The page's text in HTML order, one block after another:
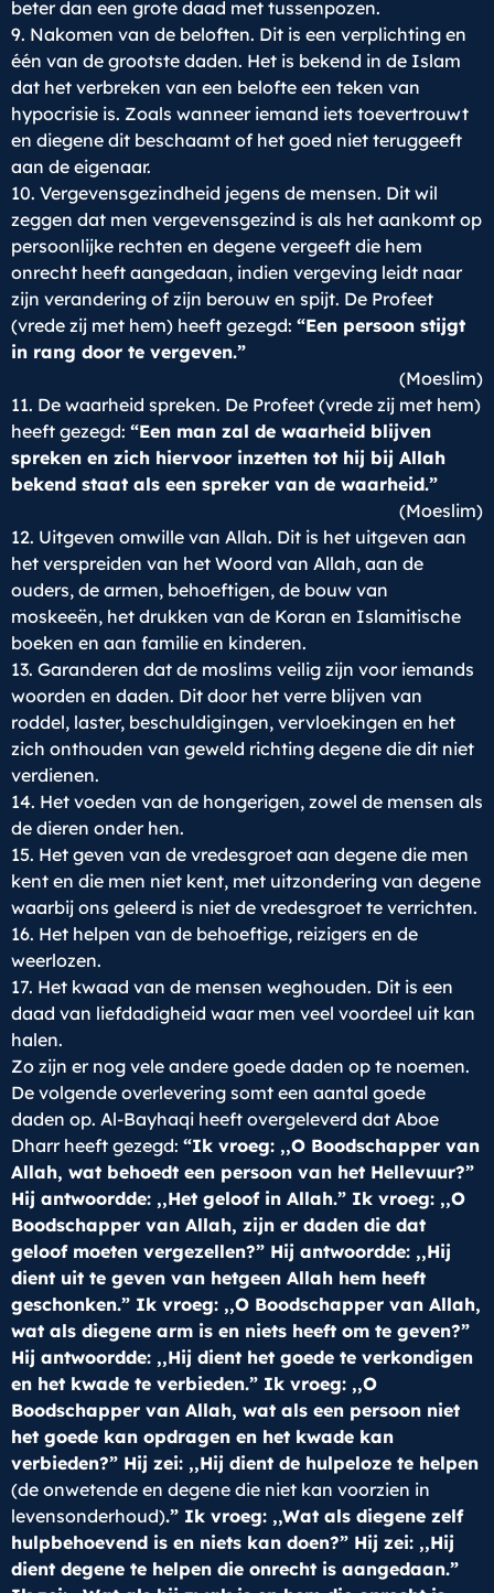
beter dan een grote daad met tussenpozen.
9. Nakomen van de beloften. Dit is een verplichting en
één van de grootste daden. Het is bekend in de Islam
dat het verbreken van een belofte een teken van
hypocrisie is. Zoals wanneer iemand iets toevertrouwt
en diegene dit beschaamt of het goed niet teruggeeft
aan de eigenaar.
10. Vergevensgezindheid jegens de mensen. Dit wil
zeggen dat men vergevensgezind is als het aankomt op
persoonlijke rechten en degene vergeeft die hem
onrecht heeft aangedaan, indien vergeving leidt naar
zijn verandering of zijn berouw en spijt. De Profeet
(vrede zij met hem) heeft gezegd: “Een persoon stijgt
in rang door te vergeven.”
(Moeslim)
11. De waarheid spreken. De Profeet (vrede zij met hem)
heeft gezegd: “Een man zal de waarheid blijven
spreken en zich hiervoor inzetten tot hij bij Allah
bekend staat als een spreker van de waarheid.”
(Moeslim)
12. Uitgeven omwille van Allah. Dit is het uitgeven aan
het verspreiden van het Woord van Allah, aan de
ouders, de armen, behoeftigen, de bouw van
moskeeën, het drukken van de Koran en Islamitische
boeken en aan familie en kinderen.
13. Garanderen dat de moslims veilig zijn voor iemands
woorden en daden. Dit door het verre blijven van
roddel, laster, beschuldigingen, vervloekingen en het
zich onthouden van geweld richting degene die dit niet
verdienen.
14. Het voeden van de hongerigen, zowel de mensen als
de dieren onder hen.
15. Het geven van de vredesgroet aan degene die men
kent en die men niet kent, met uitzondering van degene
waarbij ons geleerd is niet de vredesgroet te verrichten.
16. Het helpen van de behoeftige, reizigers en de
weerlozen.
17. Het kwaad van de mensen weghouden. Dit is een
daad van liefdadigheid waar men veel voordeel uit kan
halen.
Zo zijn er nog vele andere goede daden op te noemen.
De volgende overlevering somt een aantal goede
daden op. Al-Bayhaqi heeft overgeleverd dat Aboe
Dharr heeft gezegd: “Ik vroeg: ,,O Boodschapper van
Allah, wat behoedt een persoon van het Hellevuur?”
Hij antwoordde: ,,Het geloof in Allah.” Ik vroeg: ,,O
Boodschapper van Allah, zijn er daden die dat
geloof moeten vergezellen?” Hij antwoordde: ,,Hij
dient uit te geven van hetgeen Allah hem heeft
geschonken.” Ik vroeg: ,,O Boodschapper van Allah,
wat als diegene arm is en niets heeft om te geven?”
Hij antwoordde: ,,Hij dient het goede te verkondigen
en het kwade te verbieden.” Ik vroeg: ,,O
Boodschapper van Allah, wat als een persoon niet
het goede kan opdragen en het kwade kan
verbieden?” Hij zei: ,,Hij dient de hulpeloze te helpen
(de onwetende en degene die niet kan voorzien in
levensonderhoud).” Ik vroeg: ,,Wat als diegene zelf
hulpbehoevend is en niets kan doen?” Hij zei: ,,Hij
dient degene te helpen die onrecht is aangedaan.”